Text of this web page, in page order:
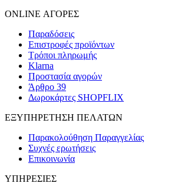
ONLINE ΑΓΟΡΕΣ
Παραδόσεις
Επιστροφές προϊόντων
Τρόποι πληρωμής
Klarna
Προστασία αγορών
Άρθρο 39
Δωροκάρτες SHOPFLIX
ΕΞΥΠΗΡΕΤΗΣΗ ΠΕΛΑΤΩΝ
Παρακολούθηση Παραγγελίας
Συχνές ερωτήσεις
Επικοινωνία
ΥΠΗΡΕΣΙΕΣ